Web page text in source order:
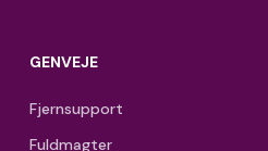
GENVEJE
Fjernsupport
Fuldmagter